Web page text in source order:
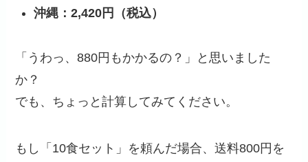
沖縄：2,420円（税込）
「うわっ、880円もかかるの？」と思いました
か？
でも、ちょっと計算してみてください。
もし「10食セット」を頼んだ場合、送料800円を